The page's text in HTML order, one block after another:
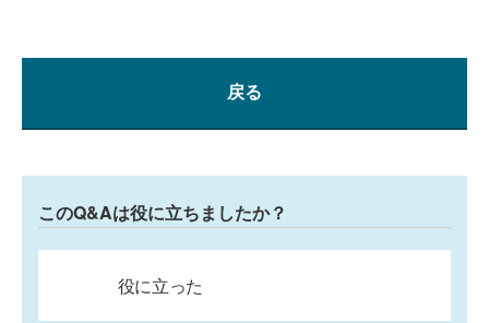
戻る
このQ&Aは役に立ちましたか？
役に立った